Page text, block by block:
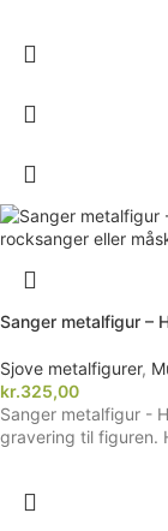
Sanger metalfigur –
Sjove metalfigurer,
kr.325,00
Sanger metalfigur -
gravering til figuren.